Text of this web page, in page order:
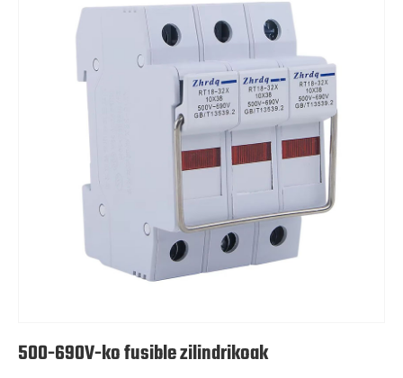
500-690V-ko fusible zilindrikoak